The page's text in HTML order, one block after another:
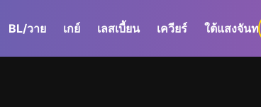
BL/วาย เกย์ เลสเบี้ยน เควียร์ ใต้แสงจันทร์